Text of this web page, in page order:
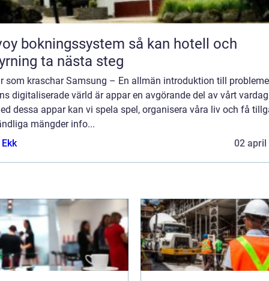
så kan hotell och
ta nästa steg
som kraschar Samsung – En allmän introduktion till
digitaliserade värld är appar en avgörande del av vårt
dessa appar kan vi spela spel, organisera våra liv och få
mängder info...
02 april